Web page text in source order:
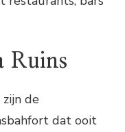
Ruins
de
dat ooit